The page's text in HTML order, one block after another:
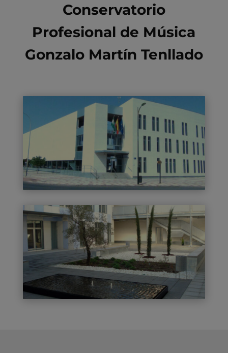
Conservatorio
Profesional de Música
Gonzalo Martín Tenllado